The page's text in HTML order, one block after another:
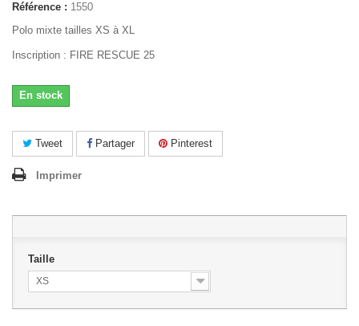
Référence : 1550
Polo mixte tailles XS à XL
Inscription : FIRE RESCUE 25
En stock
Tweet Partager Pinterest
Imprimer
Taille
XS